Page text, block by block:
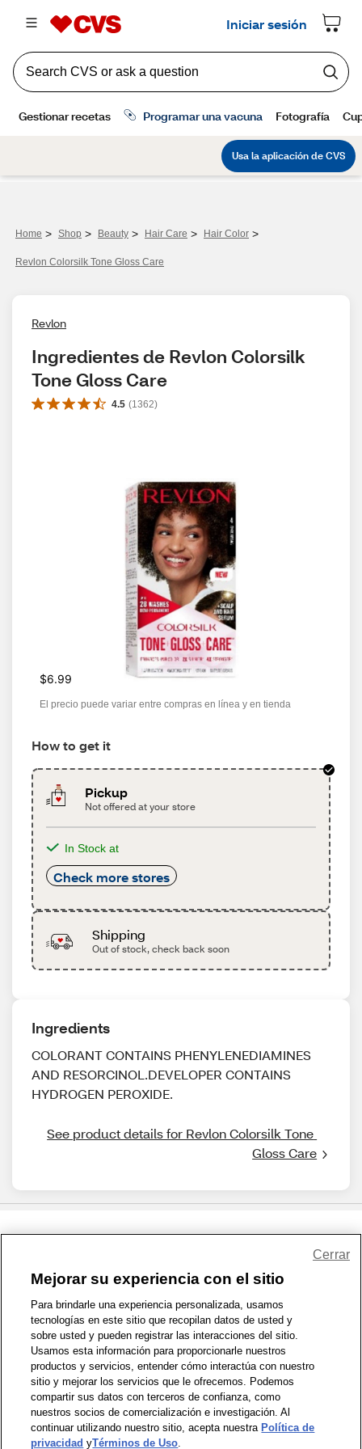
Home > Shop > Beauty > Hair Care > Hair Color >
Revlon Colorsilk Tone Gloss Care
Revlon
Ingredientes de Revlon Colorsilk
Tone Gloss Care
4.5 (1362)
$6.99
El precio puede variar entre compras en línea y en tienda
How to get it
Pickup
Not offered at your store
In Stock at
Check more stores
Shipping
Out of stock, check back soon
Ingredients
COLORANT CONTAINS PHENYLENEDIAMINES
AND RESORCINOL.DEVELOPER CONTAINS
HYDROGEN PEROXIDE.
See product details for Revlon Colorsilk Tone
Gloss Care
1-800-679-9691 | Contáctenos | Términos de Uso | Accesibilidad
Política de Privacidad | WA Privacy Policy | Mapa del sitio
Zona de Bienestar | © 1999 - 2026 CVS.com
Mejorar su experiencia con el sitio
Para brindarle una experiencia personalizada, usamos
tecnologías en este sitio que recopilan datos de usted y
sobre usted y pueden registrar las interacciones del sitio.
Usamos esta información para proporcionarle nuestros
productos y servicios, entender cómo interactúa con nuestro
sitio y mejorar los servicios que le ofrecemos. Podemos
compartir sus datos con terceros de confianza, como
nuestros socios de comercialización e investigación. Al
continuar utilizando nuestro sitio, acepta nuestra Política de
privacidad yTérminos de Uso.
Cerrar